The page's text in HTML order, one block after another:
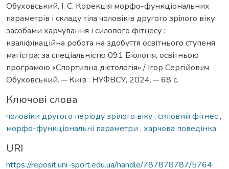
Обуховський, І. С. Корекція морфо-функціональних
параметрів і складу тіла чоловіків другого зрілого віку
засобами харчування і силового фітнесу :
кваліфікаційна робота на здобуття освітнього ступеня
магістра: за спеціальністю 091 Біологія, освітньою
програмою «Спортивна дієтологія» / Ігор Сергійович
Обуховський. ─ Київ : НУФВСУ, 2024. ─ 68 с.
Ключові слова
чоловіки другого періоду зрілого віку, силовий фітнес,
морфо-функціональні параметри , харчова поведінка
URI
https://reposit.uni-sport.edu.ua/handle/787878787/5764